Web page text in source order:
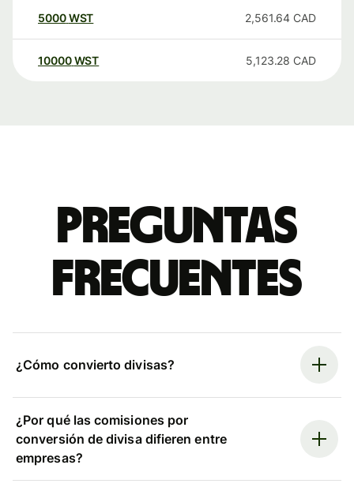
5000WST 2,561.64 CAD
10000 WST 5,123.28 CAD
Preguntas
frecuentes
¿Cómo convierto divisas?
¿Por qué las comisiones por
conversión de divisa difieren entre
empresas?